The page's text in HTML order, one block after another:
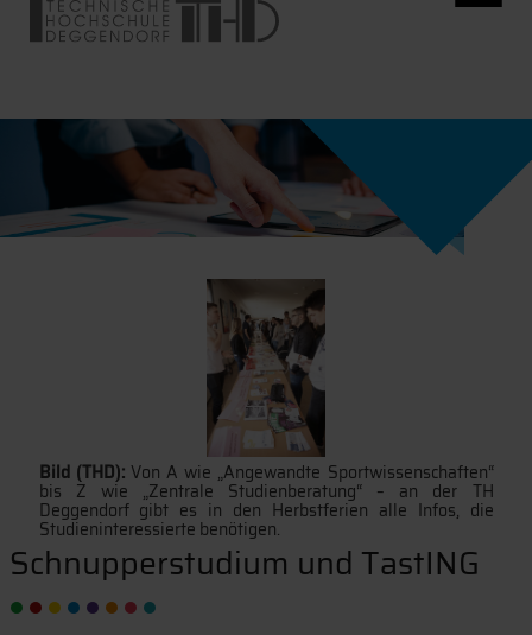
Bild (THD): Von A wie „Angewandte Sportwissenschaften“
bis Z wie „Zentrale Studienberatung“ – an der TH
Deggendorf gibt es in den Herbstferien alle Infos, die
Studieninteressierte benötigen.
Schnupperstudium und TastING